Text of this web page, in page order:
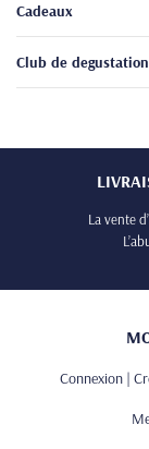
Cadeaux
Club de degustation
La vente
Connexion |